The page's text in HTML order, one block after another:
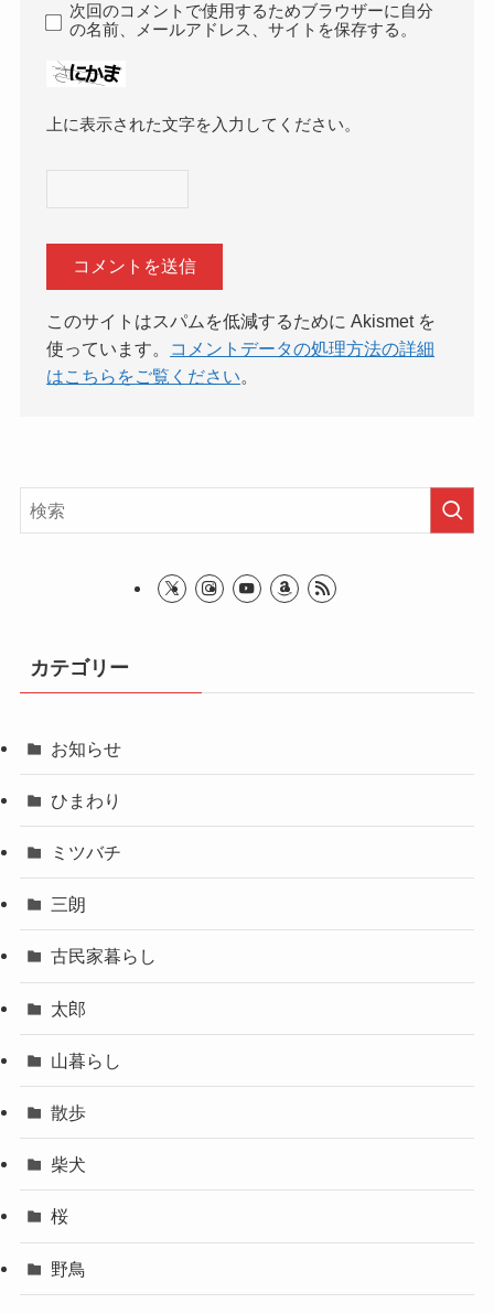
次回のコメントで使用するためブラウザーに自分
の名前、メールアドレス、サイトを保存する。
上に表示された文字を入力してください。
このサイトはスパムを低減するために Akismet を
使っています。
コメントデータの処理方法の詳細
はこちらをご覧ください。
カテゴリー
お知らせ
ひまわり
ミツバチ
三朗
古民家暮らし
太郎
山暮らし
散歩
柴犬
桜
野鳥